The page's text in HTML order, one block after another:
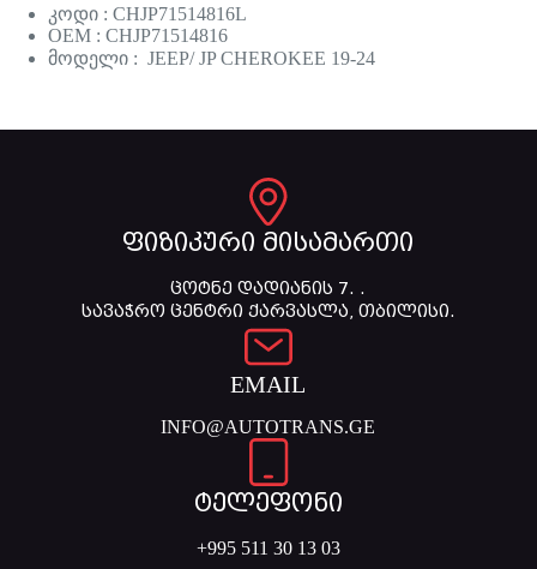
კოდი : CHJP71514816L
OEM : CHJP71514816
მოდელი : JEEP/ JP CHEROKEE 19-24
ფიზიკური მისამართი
ცოტნე დადიანის 7. .
სავაჭრო ცენტრი ქარვასლა, თბილისი.
EMAIL
INFO@AUTOTRANS.GE
ტელეფონი
+995 511 30 13 03